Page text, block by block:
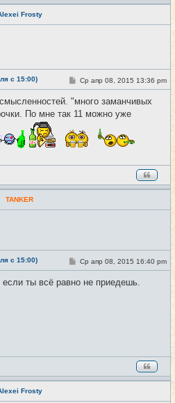
Frosty
с 15:00) #28
С
о
б
щ
н
и
е
Ср апр 08, 2015 13:36 pm
"много заманчивых
По мне так 11 можно уже
TANKER
с 15:00) #29
С
о
б
Ср апр 08, 2015 16:40 pm
ты всё равно не приедешь.
Frosty